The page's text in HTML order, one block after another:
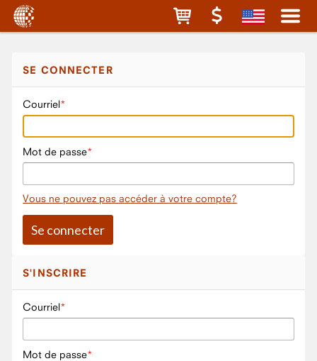
SE CONNECTER
Courriel
Mot de passe
Vous ne pouvez pas accéder à votre compte?
S'INSCRIRE
Courriel
Mot de passe